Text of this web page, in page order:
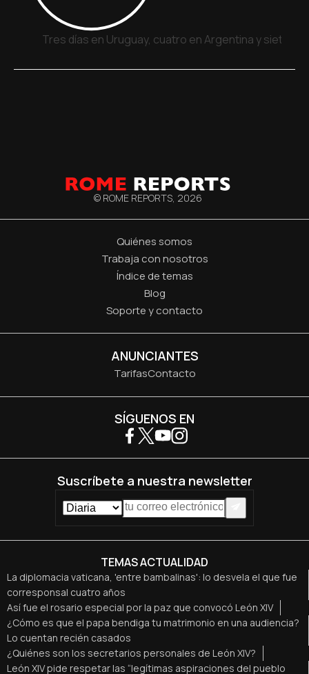
Tres días en Uruguay, cuatro en Argentina y siete
© ROME REPORTS, 2026
Quiénes somos
Trabaja con nosotros
Índice de temas
Blog
Soporte y contacto
ANUNCIANTES
TarifasContacto
TEMAS ACTUALIDAD
La diplomacia vaticana, 'entre bambalinas': lo desvela el que fue
corresponsal cuatro años
Así fue el rosario especial por la paz que convocó León XIV
¿Cómo es que el papa bendiga tu matrimonio en una audiencia?
Lo cuentan recién casados
¿Quiénes son los secretarios personales de León XIV?
León XIV pide respetar las “legítimas aspiraciones del pueblo
SÍGUENOS EN
Suscríbete a nuestra newsletter